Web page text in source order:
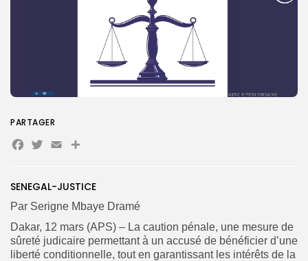
SENEGAL-JUSTICE
Par Serigne Mbaye Dramé
Dakar, 12 mars (APS) – La caution pénale, une mesure de
sûreté judicaire permettant à un accusé de bénéficier d’une
liberté conditionnelle, tout en garantissant les intérêts de la
PARTAGER
Facebook
Twitter
EmailPartager